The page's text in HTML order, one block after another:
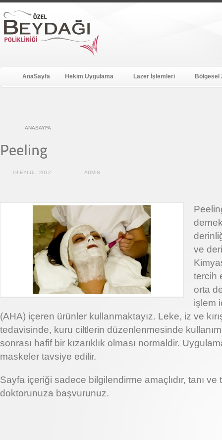
AnaSayfa Hekim Uygulama Lazer İşlemleri Bölgesel
ANASAYFA
19 EYLUL, 2012 ADMIN
ve
tercih
orta
işlem
(AHA) içeren ürünler kullanmaktayız. Leke, iz ve
tedavisinde, kuru ciltlerin düzenlenmesinde
sonrası hafif bir kızarıklık olması normaldir.
maskeler tavsiye edilir.
Sayfa içeriği sadece bilgilendirme amaçlıdır, tanı
doktorunuza başvurunuz.